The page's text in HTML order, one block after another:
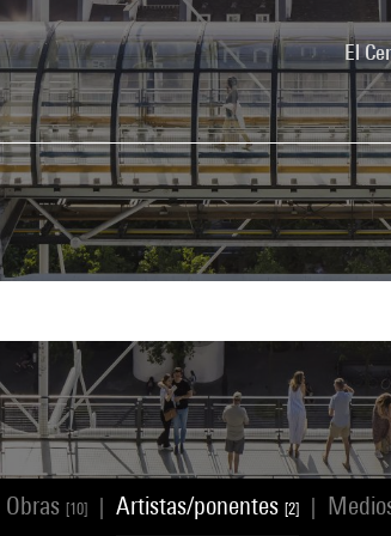
El
Obras [10] Artistas/ponentes [2]